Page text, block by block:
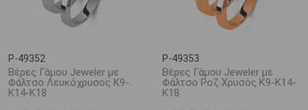
P-49352
Βέρες Γάμου Jeweler με
Φάλτσο Λευκόχρυσος Κ9-
Κ14-Κ18
P-49353
Βέρες Γάμου Jeweler με
Φάλτσο Ροζ Χρυσός Κ9-Κ14-
Κ18